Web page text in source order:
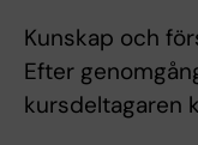
Kunskap och
Efter
kursdeltagaren